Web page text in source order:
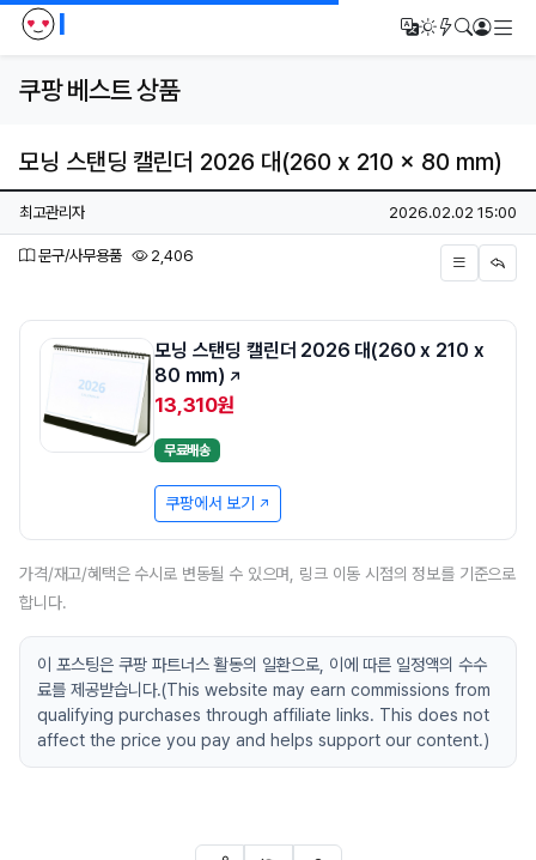
I 번역다크모드
새글/새댓글
검색로그인
쿠팡 베스트 상품
모닝 스탠딩 캘린더 2026 대(260 x 210 x 80 mm)
페이지 정보
작성자
최고관리자 작성일
2026.02.02 15:00
분류
문구/사무용품 2,406
본문
모닝 스탠딩 캘린더 2026 대(260 x 210 x
80 mm)
13,310원
무료배송
쿠팡에서 보기
가격/재고/혜택은 수시로 변동될 수 있으며, 링크 이동 시점의 정보를 기준으로
합니다.
이 포스팅은 쿠팡 파트너스 활동의 일환으로, 이에 따른 일정액의 수수
료를 제공받습니다.(This website may earn commissions from
qualifying purchases through affiliate links. This does not
affect the price you pay and helps support our content.)